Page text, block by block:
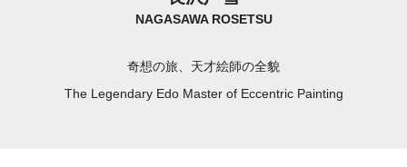
NAGASAWA ROSETSU
奇想の旅、天才絵師の全貌
The Legendary Edo Master of Eccentric Painting